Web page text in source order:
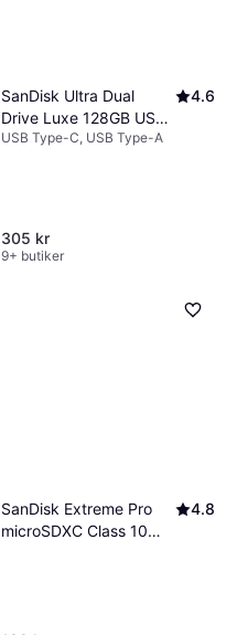
SanDisk Ultra Dual
Drive Luxe 128GB USB
3.1 Type C
4.6
USB Type-C, USB Type-A
305 kr
9+ butiker
SanDisk Extreme Pro
microSDXC Class 10
4.8